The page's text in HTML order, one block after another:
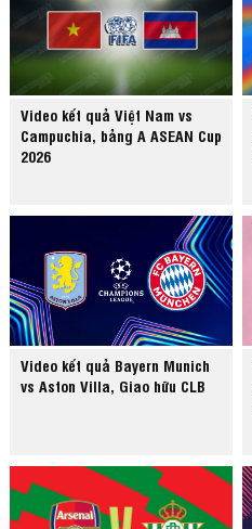
Video kết quả Việt Nam vs
Campuchia, bảng A ASEAN Cup
2026
Video kết quả Bayern Munich
vs Aston Villa, Giao hữu CLB